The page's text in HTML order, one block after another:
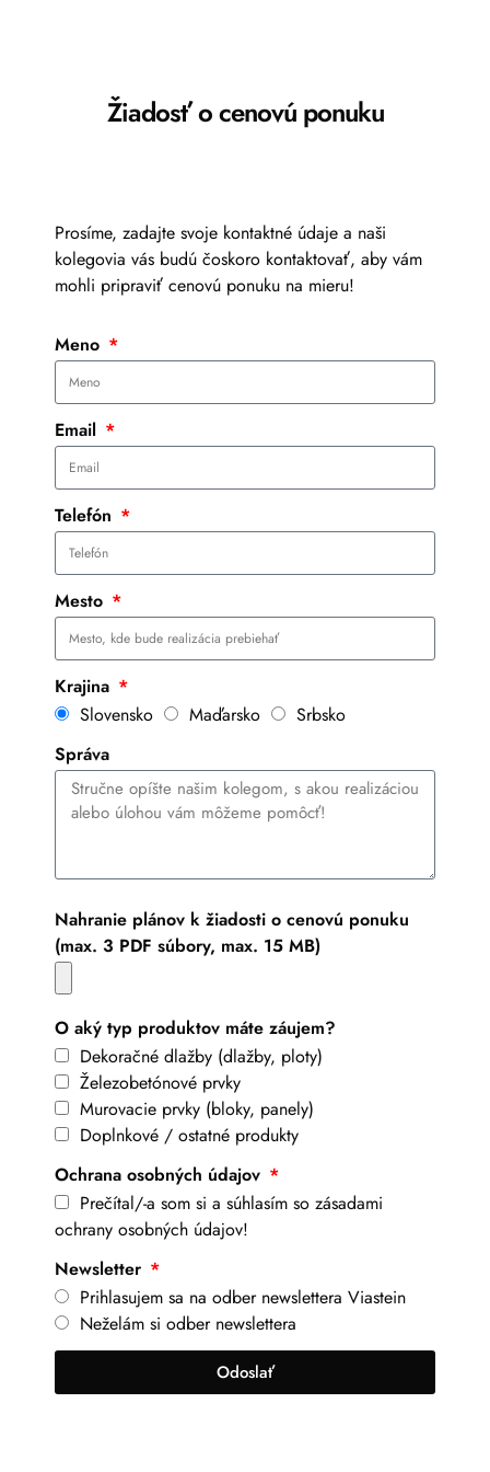
Žiadosť o cenovú ponuku
Prosíme, zadajte svoje kontaktné údaje a naši
kolegovia vás budú čoskoro kontaktovať, aby vám
mohli pripraviť cenovú ponuku na mieru!
Meno
Email
Telefón
Mesto
Krajina
Slovensko
Maďarsko
Srbsko
Správa
Nahranie plánov k žiadosti o cenovú ponuku
(max. 3 PDF súbory, max. 15 MB)
O aký typ produktov máte záujem?
Dekoračné dlažby (dlažby, ploty)
Železobetónové prvky
Murovacie prvky (bloky, panely)
Doplnkové / ostatné produkty
Ochrana osobných údajov
Prečítal/-a som si a súhlasím so zásadami
ochrany osobných údajov!
Newsletter
Prihlasujem sa na odber newslettera Viastein
Neželám si odber newslettera
Odoslať